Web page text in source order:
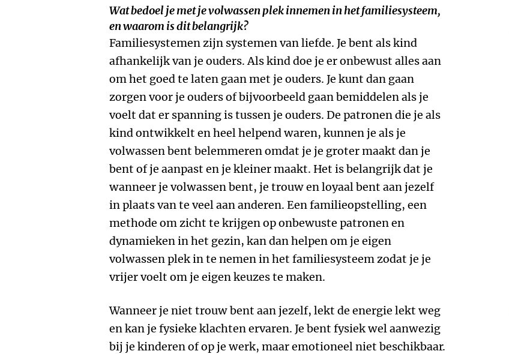
Wat bedoel je met je volwassen plek innemen in het familiesysteem,
en waarom is dit belangrijk?
Familiesystemen zijn systemen van liefde. Je bent als kind
afhankelijk van je ouders. Als kind doe je er onbewust alles aan
om het goed te laten gaan met je ouders. Je kunt dan gaan
zorgen voor je ouders of bijvoorbeeld gaan bemiddelen als je
voelt dat er spanning is tussen je ouders. De patronen die je als
kind ontwikkelt en heel helpend waren, kunnen je als je
volwassen bent belemmeren omdat je je groter maakt dan je
bent of je aanpast en je kleiner maakt. Het is belangrijk dat je
wanneer je volwassen bent, je trouw en loyaal bent aan jezelf
in plaats van te veel aan anderen. Een familieopstelling, een
methode om zicht te krijgen op onbewuste patronen en
dynamieken in het gezin, kan dan helpen om je eigen
volwassen plek in te nemen in het familiesysteem zodat je je
vrijer voelt om je eigen keuzes te maken.
Wanneer je niet trouw bent aan jezelf, lekt de energie lekt weg
en kan je fysieke klachten ervaren. Je bent fysiek wel aanwezig
bij je kinderen of op je werk, maar emotioneel niet beschikbaar.